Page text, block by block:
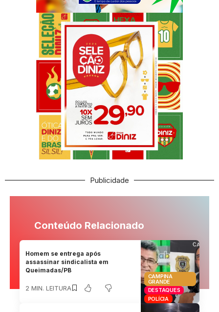
Publicidade
Conteúdo Relacionado
CAMPINA
GRANDE
DESTAQUES
POLÍCIA
Homem se entrega após
assassinar sindicalista em
Queimadas/PB
2 MIN. LEITURA